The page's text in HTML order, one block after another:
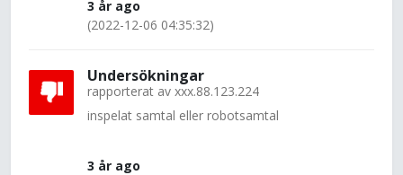
3 år ago
(2022-12-06 04:35:32)
Undersökningar
rapporterat av xxx.88.123.224
inspelat samtal eller robotsamtal
3 år ago